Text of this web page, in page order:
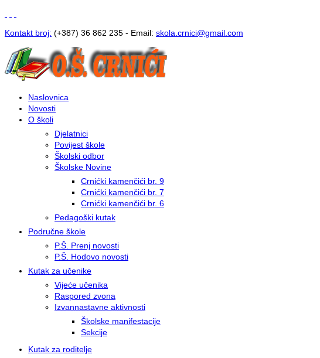
Kontakt broj: (+387) 36 862 235 - Email: skola.crnici@gmail.com
Naslovnica
Novosti
O školi
Djelatnici
Povijest škole
Školski odbor
Školske Novine
Crnićki kamenčići br. 9
Crnićki kamenčići br. 7
Crnićki kamenčići br. 6
Pedagoški kutak
Područne škole
P.Š. Prenj novosti
P.Š. Hodovo novosti
Kutak za učenike
Vijeće učenika
Raspored zvona
Izvannastavne aktivnosti
Školske manifestacije
Sekcije
Kutak za roditelje